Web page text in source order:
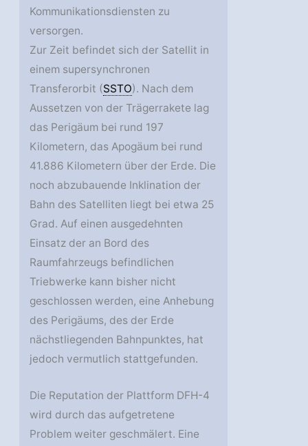
Kommunikationsdiensten zu
versorgen.
Zur Zeit befindet sich der Satellit in
einem supersynchronen
Transferorbit (SSTO). Nach dem
Aussetzen von der Trägerrakete lag
das Perigäum bei rund 197
Kilometern, das Apogäum bei rund
41.886 Kilometern über der Erde. Die
noch abzubauende Inklination der
Bahn des Satelliten liegt bei etwa 25
Grad. Auf einen ausgedehnten
Einsatz der an Bord des
Raumfahrzeugs befindlichen
Triebwerke kann bisher nicht
geschlossen werden, eine Anhebung
des Perigäums, des der Erde
nächstliegenden Bahnpunktes, hat
jedoch vermutlich stattgefunden.
Die Reputation der Plattform DFH-4
wird durch das aufgetretene
Problem weiter geschmälert. Eine